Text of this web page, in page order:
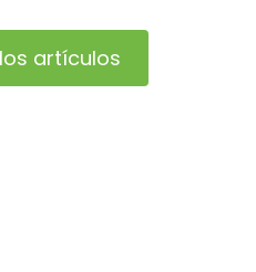
artículos